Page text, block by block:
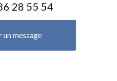
28 55 54
un message